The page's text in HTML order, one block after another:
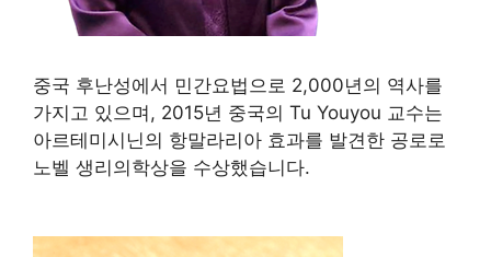
중국 후난성에서 민간요법으로 2,000년의 역사를
가지고 있으며, 2015년 중국의 Tu Youyou 교수는
아르테미시닌의 항말라리아 효과를 발견한 공로로
노벨 생리의학상을 수상했습니다.